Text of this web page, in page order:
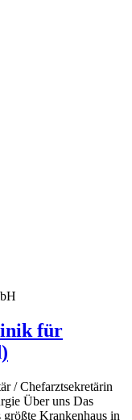
für
/ Chefarztsekretärin
Über uns Das
Krankenhaus in